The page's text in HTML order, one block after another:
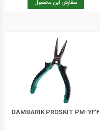
سفارش این محصول
DAMBARIK PROSKIT PM-736